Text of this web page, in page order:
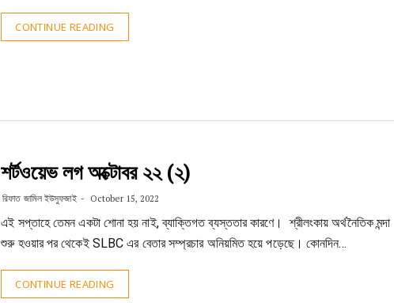
CONTINUE READING
শর্টওয়েভ লগ অক্টোবর ২২ (২)
রিফাত জামিল ইউসুফজাই October 15, 2022
এই সপ্তাহে তেমন একটা শোনা হয় নাই, ব্যাক্তিগত ব্যস্ততার কারণে। শ্রীলংকায় অর্থনৈতিক মন্দা
শুরু হওয়ার পর থেকেই SLBC এর বেতার সম্প্রচার অনিয়মিত হয়ে পড়েছে। কোনদিন…
CONTINUE READING